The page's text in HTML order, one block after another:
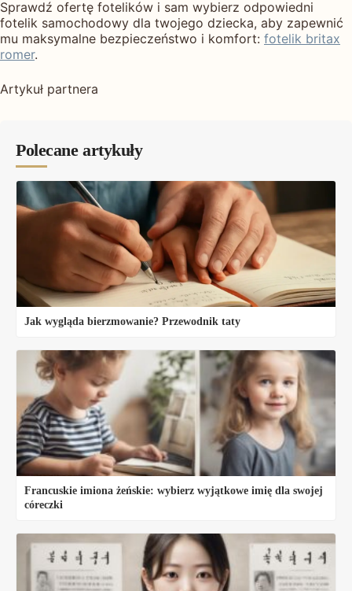
Sprawdź ofertę fotelików i sam wybierz odpowiedni
fotelik samochodowy dla twojego dziecka, aby zapewnić
mu maksymalne bezpieczeństwo i komfort: fotelik britax
romer.
Artykuł partnera
Polecane artykuły
Jak wygląda bierzmowanie? Przewodnik taty
Francuskie imiona żeńskie: wybierz wyjątkowe imię dla swojej
córeczki